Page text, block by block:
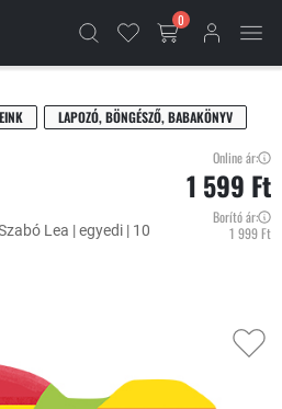
0
LAPOZÓ, BÖNGÉSZŐ, BABAKÖNYV
Lea | egyedi | 10
Online ár:
1 599 Ft
Borító ár:
1 999 Ft